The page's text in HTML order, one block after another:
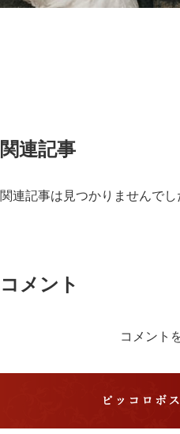
関連記事
関連記事は見つかりませんでし
コメント
コメント
ピッコロボ
格別のパーティー